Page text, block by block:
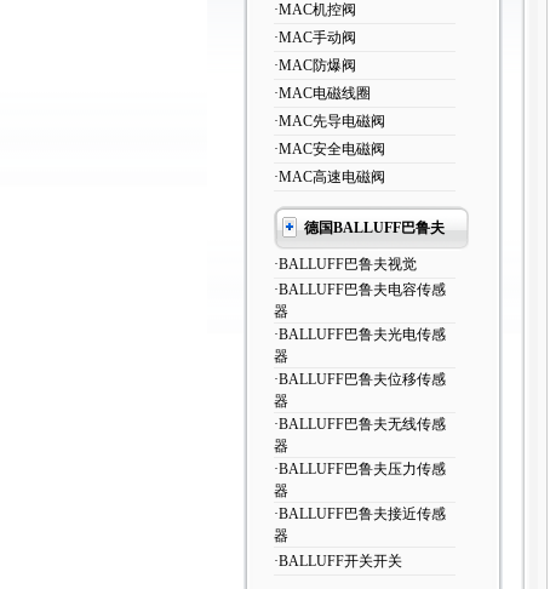
·MAC机控阀
·MAC手动阀
·MAC防爆阀
·MAC电磁线圈
·MAC先导电磁阀
·MAC安全电磁阀
·MAC高速电磁阀
德国BALLUFF巴鲁夫
·BALLUFF巴鲁夫视觉
·BALLUFF巴鲁夫电容传感
器
·BALLUFF巴鲁夫光电传感
器
·BALLUFF巴鲁夫位移传感
器
·BALLUFF巴鲁夫无线传感
器
·BALLUFF巴鲁夫压力传感
器
·BALLUFF巴鲁夫接近传感
器
·BALLUFF开关开关